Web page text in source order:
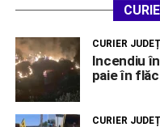
CURIER
Incendiu
paie în
CURIER